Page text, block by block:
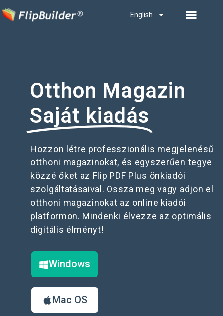
English
Otthon Magazin
Saját kiadás
Hozzon létre professzionális megjelenésű
otthoni magazinokat, és egyszerűen tegye
közzé őket az Flip PDF Plus önkiadói
szolgáltatásaival. Ossza meg vagy adjon el
otthoni magazinokat az online kiadói
platformon. Mindenki élvezze az optimális
digitális élményt!
Windows
Mac OS